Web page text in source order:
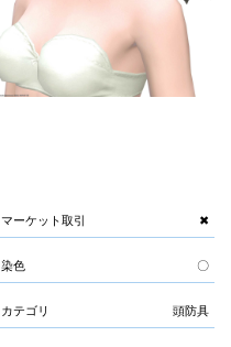
マーケット取引 ✖
染色 〇
カテゴリ 頭防具